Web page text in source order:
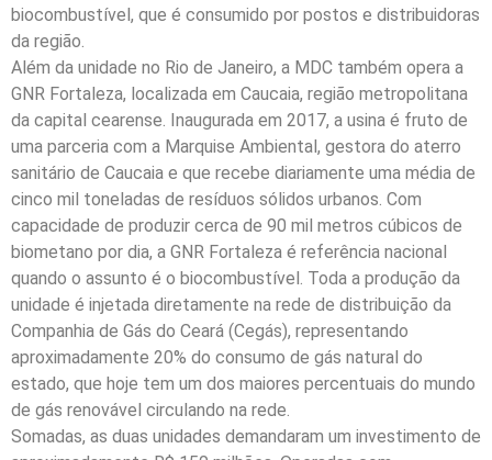
biocombustível, que é consumido por postos e distribuidoras
da região.
Além da unidade no Rio de Janeiro, a MDC também opera a
GNR Fortaleza, localizada em Caucaia, região metropolitana
da capital cearense. Inaugurada em 2017, a usina é fruto de
uma parceria com a Marquise Ambiental, gestora do aterro
sanitário de Caucaia e que recebe diariamente uma média de
cinco mil toneladas de resíduos sólidos urbanos. Com
capacidade de produzir cerca de 90 mil metros cúbicos de
biometano por dia, a GNR Fortaleza é referência nacional
quando o assunto é o biocombustível. Toda a produção da
unidade é injetada diretamente na rede de distribuição da
Companhia de Gás do Ceará (Cegás), representando
aproximadamente 20% do consumo de gás natural do
estado, que hoje tem um dos maiores percentuais do mundo
de gás renovável circulando na rede.
Somadas, as duas unidades demandaram um investimento de